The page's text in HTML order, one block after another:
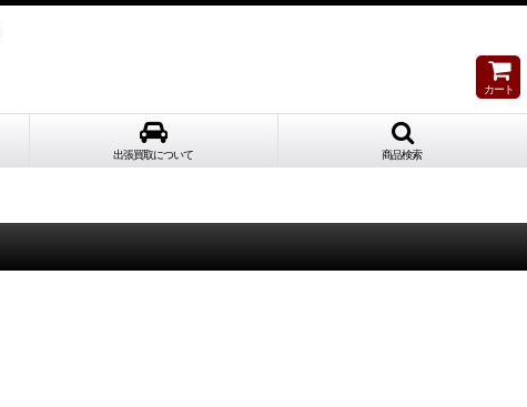
カート
出張買取について 商品検索